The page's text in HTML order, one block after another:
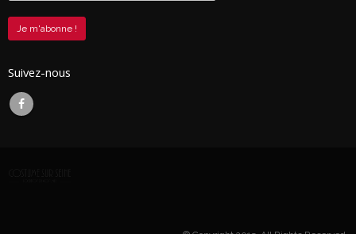
Suivez-nous